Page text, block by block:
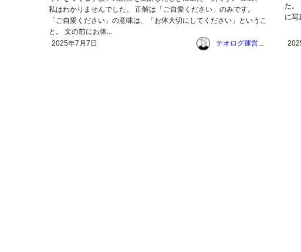
私はわかりませんでした。 正解は「ご自愛ください」のみです。
「ご自愛ください」の意味は、「お体大切にしてください」というこ
と。 文の前にお体...
2025年7月7日
テオログ運営チーム
た。
に写